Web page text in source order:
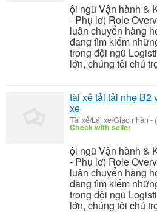
ội ngũ Vận hành &
- Phụ lơ) Role
luân chuyển hàng
đang tìm kiếm
trong đội ngũ
lớn, chúng tôi chú
tài xế tải tải nhẹ B2
xe
Tài xế/Lái xe/Giao nhận -
Check with seller
ội ngũ Vận hành &
- Phụ lơ) Role
luân chuyển hàng
đang tìm kiếm
trong đội ngũ
lớn, chúng tôi chú